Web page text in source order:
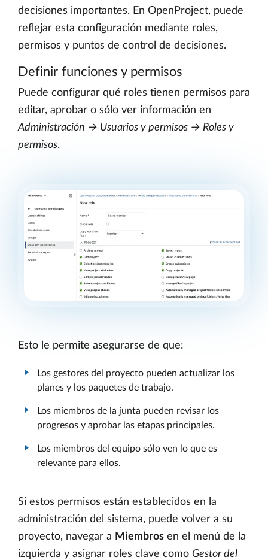
decisiones importantes. En OpenProject, puede
reflejar esta configuración mediante roles,
permisos y puntos de control de decisiones.
Definir funciones y permisos
Puede configurar qué roles tienen permisos para
editar, aprobar o sólo ver información en
Administración → Usuarios y permisos → Roles y
permisos.
Esto le permite asegurarse de que:
Los gestores del proyecto pueden actualizar los
planes y los paquetes de trabajo.
Los miembros de la junta pueden revisar los
progresos y aprobar las etapas principales.
Los miembros del equipo sólo ven lo que es
relevante para ellos.
Si estos permisos están establecidos en la
administración del sistema, puede volver a su
proyecto, navegar a Miembros en el menú de la
izquierda y asignar roles clave como Gestor del